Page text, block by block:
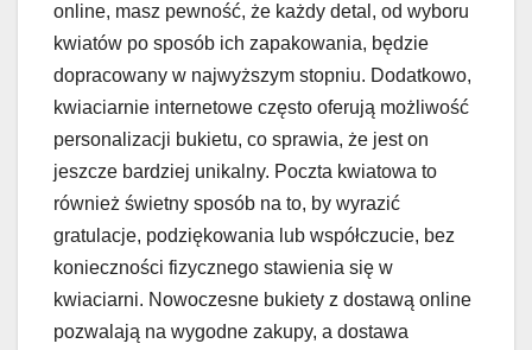
online, masz pewność, że każdy detal, od wyboru
kwiatów po sposób ich zapakowania, będzie
dopracowany w najwyższym stopniu. Dodatkowo,
kwiaciarnie internetowe często oferują możliwość
personalizacji bukietu, co sprawia, że jest on
jeszcze bardziej unikalny. Poczta kwiatowa to
również świetny sposób na to, by wyrazić
gratulacje, podziękowania lub współczucie, bez
konieczności fizycznego stawienia się w
kwiaciarni. Nowoczesne bukiety z dostawą online
pozwalają na wygodne zakupy, a dostawa